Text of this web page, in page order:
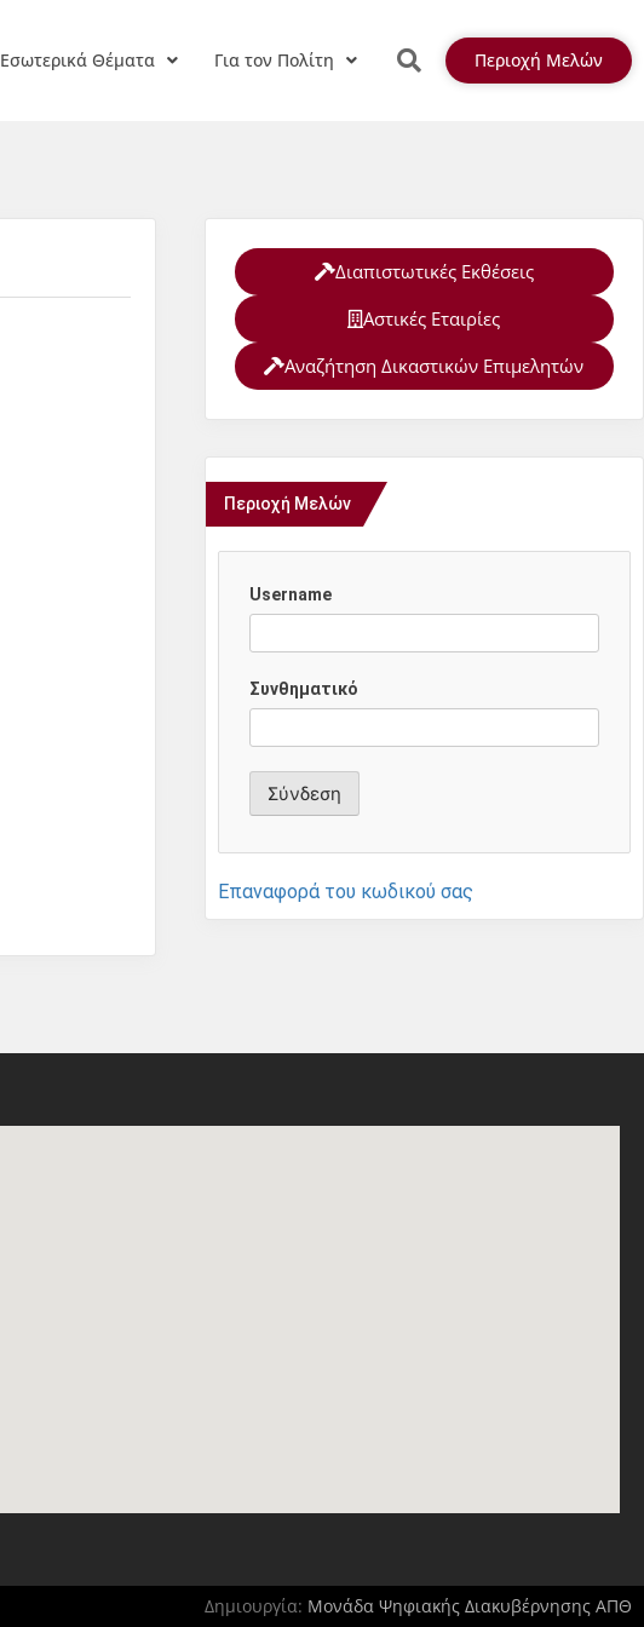
Εσωτερικά Θέματα Για τον Πολίτη Περιοχή Μελών
Διαπιστωτικές Εκθέσεις
Αστικές Εταιρίες
Αναζήτηση Δικαστικών Επιμελητών
Περιοχή Μελών
Username
Συνθηματικό
Επαναφορά του κωδικού σας
Δημιουργία: Μονάδα Ψηφιακής Διακυβέρνησης ΑΠΘ